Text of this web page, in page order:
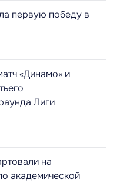
первую победу в
«Динамо» и
Лиги
на
академической